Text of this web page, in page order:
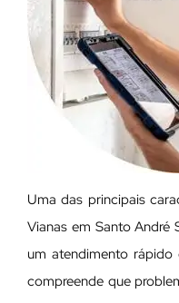
Uma das principais
Vianas em Santo André
um atendimento rápido
compreende que